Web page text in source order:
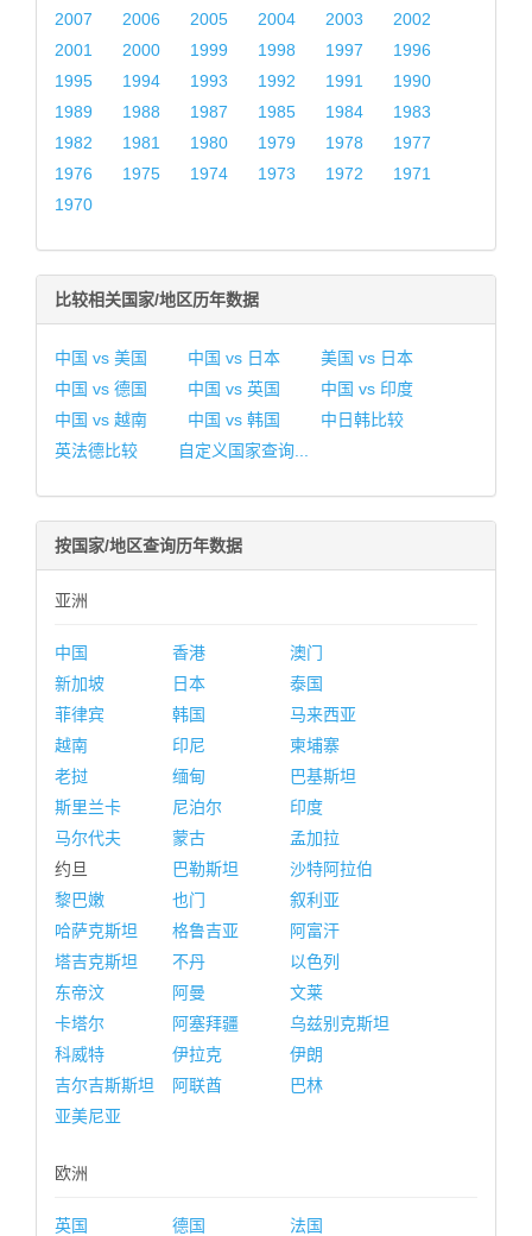
2007
2006 2005 2004 2003
2002
2001
2000 1999 1998 1997
1996
1995
1994 1993 1992 1991
1990
1989
1988 1987 1985 1984
1983
1982
1981 1980 1979 1978
1977
1976
1975 1974 1973 1972
1971
1970
比较相关国家/地区历年数据
中国 vs 美国 中国 vs 日本
美国 vs 日本
中国 vs 德国
中国 vs 英国
中国 vs 印度
中国 vs 越南
中国 vs 韩国
中日韩比较
英法德比较
自定义国家查询...
按国家/地区查询历年数据
亚洲
中国 香港
澳门
新加坡
日本
泰国
菲律宾
韩国
马来西亚
越南
印尼
柬埔寨
老挝
缅甸
巴基斯坦
斯里兰卡
尼泊尔
印度
马尔代夫
蒙古
孟加拉
约旦
巴勒斯坦
沙特阿拉伯
黎巴嫩
也门
叙利亚
哈萨克斯坦
格鲁吉亚
阿富汗
塔吉克斯坦
不丹
以色列
东帝汶
阿曼
文莱
卡塔尔
阿塞拜疆
乌兹别克斯坦
科威特
伊拉克
伊朗
吉尔吉斯斯坦
阿联酋
巴林
亚美尼亚
欧洲
英国 德国
法国